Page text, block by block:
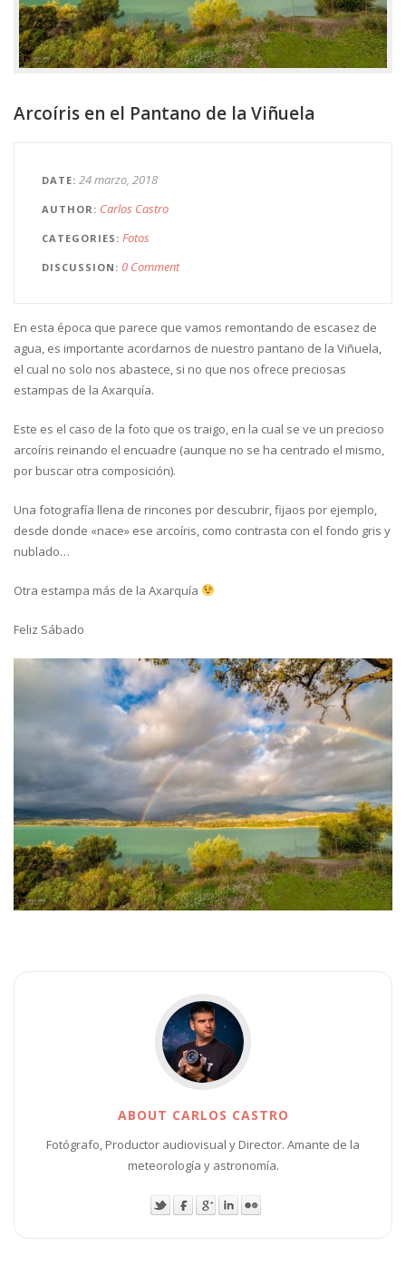
Arcoíris en el Pantano de la Viñuela
DATE 24 marzo, 2018
AUTHOR Carlos Castro
CATEGORIES Fotos
DISCUSSION 0 Comment
En esta época que parece que vamos remontando de escasez de
agua, es importante acordarnos de nuestro pantano de la Viñuela,
el cual no solo nos abastece, si no que nos ofrece preciosas
estampas de la Axarquía.
Este es el caso de la foto que os traigo, en la cual se ve un precioso
arcoíris reinando el encuadre (aunque no se ha centrado el mismo,
por buscar otra composición).
Una fotografía llena de rincones por descubrir, fijaos por ejemplo,
desde donde «nace» ese arcoíris, como contrasta con el fondo gris y
nublado…
Otra estampa más de la Axarquía
Feliz Sábado
ABOUT CARLOS CASTRO
Fotógrafo, Productor audiovisual y Director. Amante de la
meteorología y astronomía.